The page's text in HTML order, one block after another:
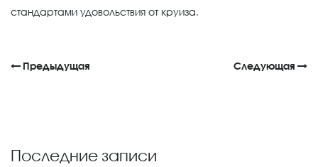
стандартами удовольствия от круиза.
Предыдущая Следующая
Последние записи